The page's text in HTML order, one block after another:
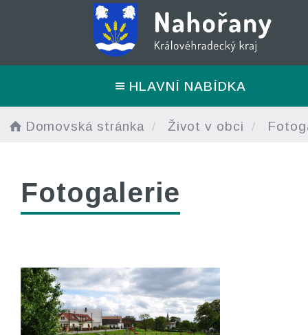
HLAVNÍ NABÍDKA
Domovská stránka Život v obci
Fotogalerie